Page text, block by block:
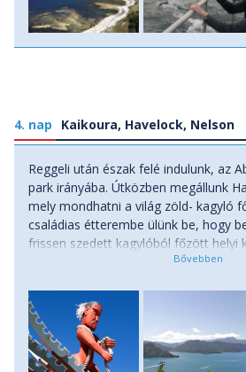
4. nap Kaikoura, Havelock, Nelson
Reggeli után észak felé indulunk, az
park irányába. Útközben megállunk
mely mondhatni a világ zöld- kagyló
családias étterembe ülünk be, hogy
frissen szedett kagylóból főzött helyi
Ezt követően még kétórás buszozás
messze fekvő városba, Nelsonba. Itt
található szállásunkon töltjük a
Szállás apartmanban, vagy
alszunk.